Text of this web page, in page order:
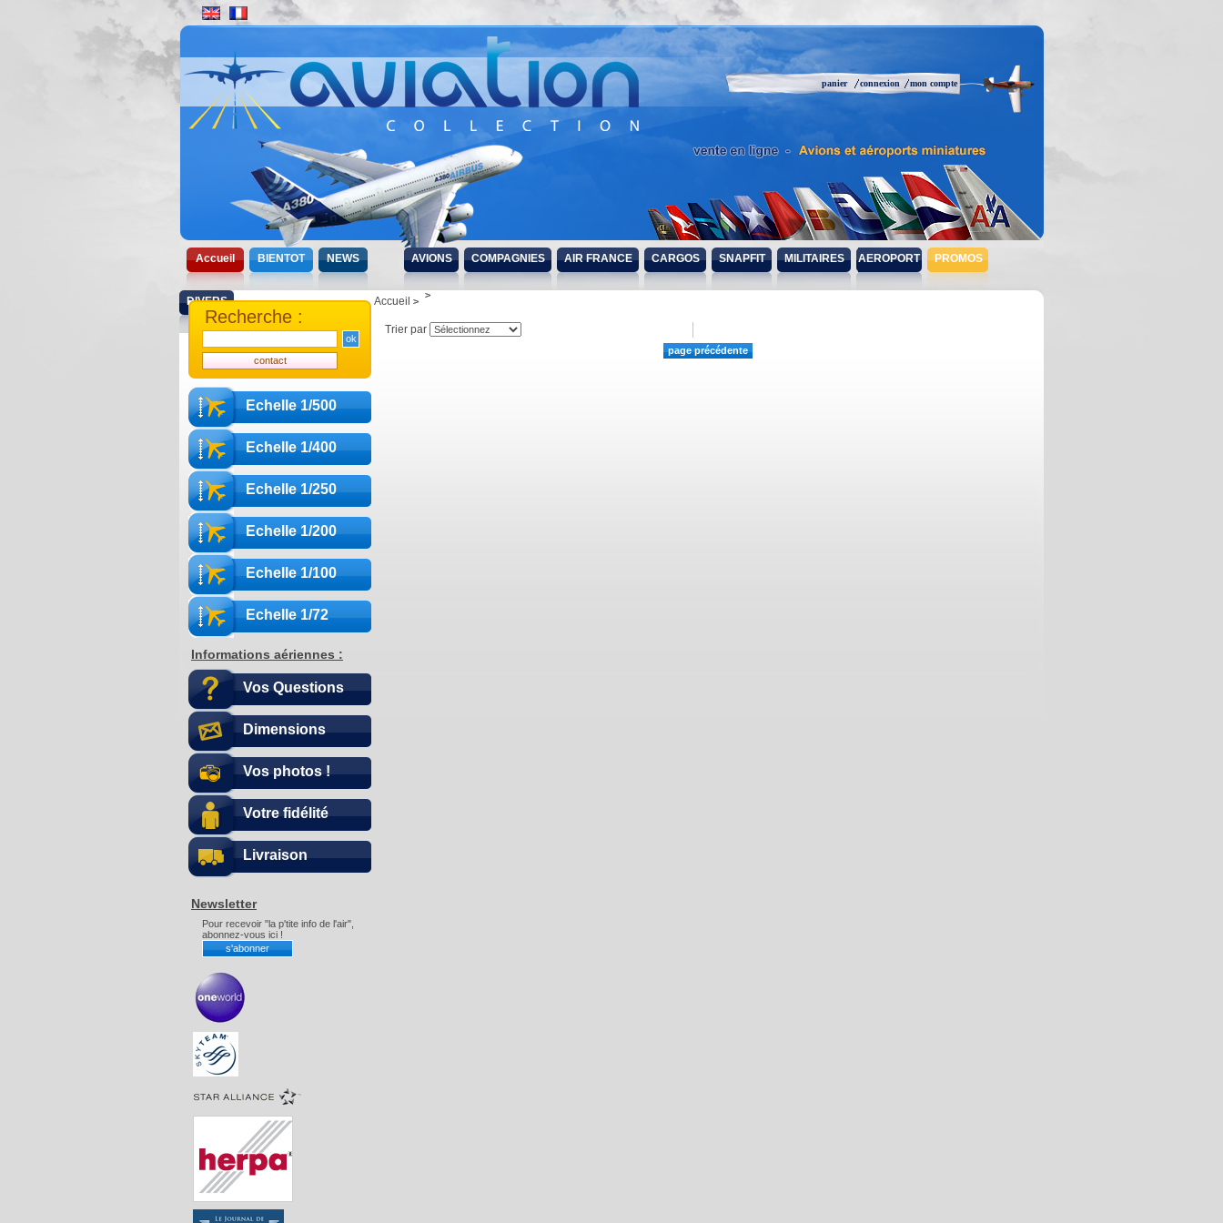
mon compte
connexion
panier
Accueil BIENTOT NEWS AVIONS COMPAGNIES AIR FRANCE CARGOS SNAPFIT MILITAIRES AEROPORT PROMOS
DIVERS
Echelle 1/500
Echelle 1/400
Echelle 1/250
Echelle 1/200
Echelle 1/100
Echelle 1/72
Informations aériennes :
Vos Questions
Dimensions
Vos photos !
Votre fidélité
Livraison
Recherche :
Newsletter
Pour recevoir "la p'tite info de l'air",
abonnez-vous ici !
Accueil
Trier par